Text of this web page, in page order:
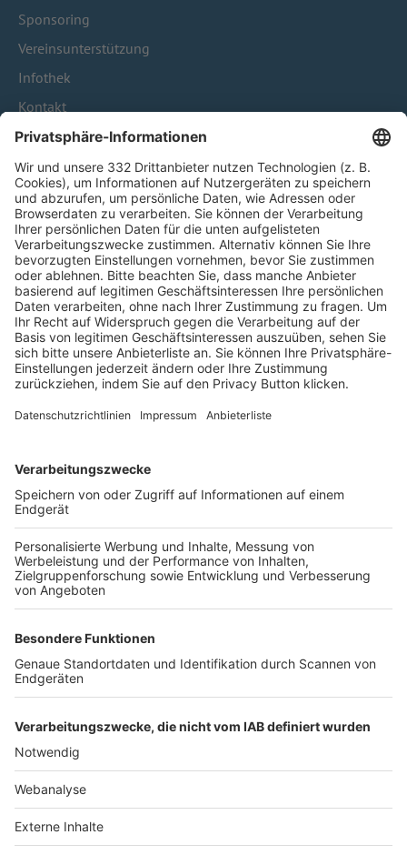
Sponsoring
Vereinsunterstützung
Infothek
Kontakt
HÄUFIG BESUCHTE SEITEN
Pässe und Vereinswechsel
Trainerausbildung
Schulungsangebot Vereinsmitarbeiter
BFV-Geschäftsstellen
Trainerbörse
Login SpielPlus
FOLGE DEM BFV
TOP-VEREINE
TOP-PARTNER
Nutzungsbedingungen Datenschutz Impressum